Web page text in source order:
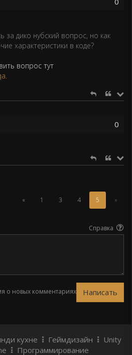
за дико нубский вопрос, но как
характеристики в коде?
вопрос тут
0
« 1 3 4 5 (Текущая
страница)
»
Справка
о новых комментариях
кухне Геймдизайн
Unity
Программирование